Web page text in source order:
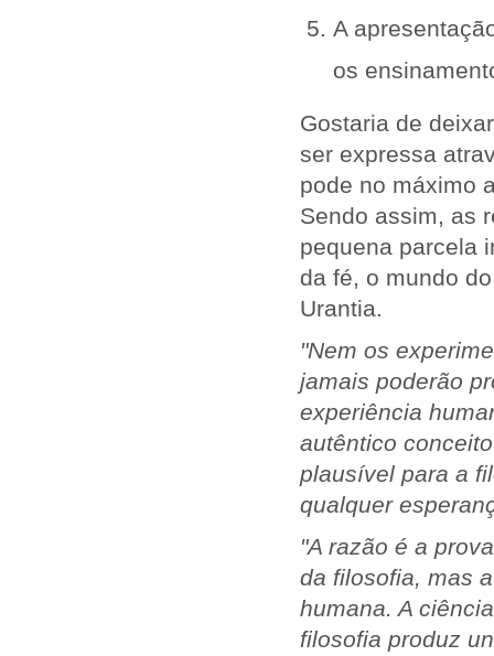
A
os
Gostaria de
ser expressa
pode no máximo
Sendo assim, as
pequena parcela
da fé, o mundo
Urantia.
"Nem os
jamais poderão
experiência
autêntico
plausível para a
qualquer
"A razão é a
da filosofia, mas
humana. A
filosofia produz